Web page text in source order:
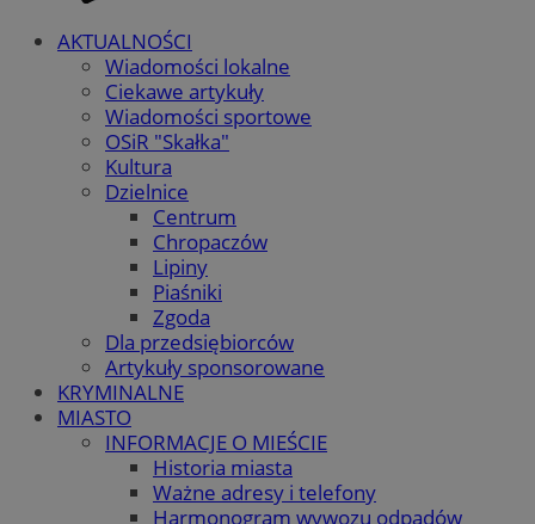
AKTUALNOŚCI
Wiadomości lokalne
Ciekawe artykuły
Wiadomości sportowe
OSiR "Skałka"
Kultura
Dzielnice
Centrum
Chropaczów
Lipiny
Piaśniki
Zgoda
Dla przedsiębiorców
Artykuły sponsorowane
KRYMINALNE
MIASTO
INFORMACJE O MIEŚCIE
Historia miasta
Ważne adresy i telefony
Harmonogram wywozu odpadów